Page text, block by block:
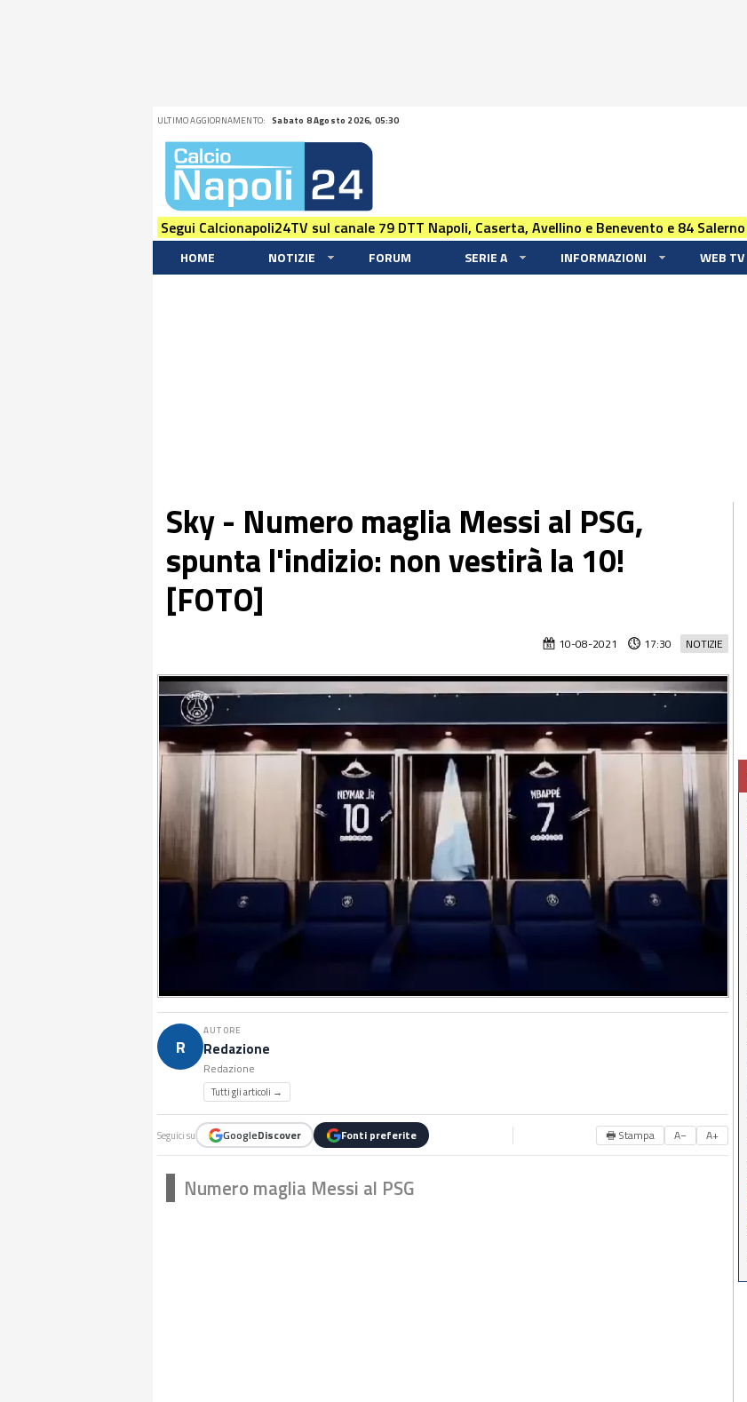
ULTIMO AGGIORNAMENTO: Sabato 8 Agosto 2026, 05:30
Segui Calcionapoli24TV sul canale 79 DTT Napoli, Caserta, Avellino e Benevento e 84 Salerno
HOME NOTIZIE FORUM SERIE A INFORMAZIONI WEB TV
Sky - Numero maglia Messi al PSG,
spunta l'indizio: non vestirà la 10!
[FOTO]
NOTIZIE
10-08-2021 17:30
R
AUTORE
Redazione
Redazione
Tutti gli articoli →
Seguici su GoogleDiscover Fonti preferite 🖶 Stampa A− A+
Numero maglia Messi al PSG